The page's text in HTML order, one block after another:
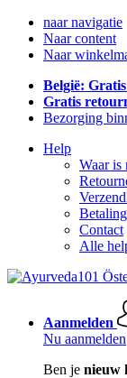
naar navigatie
Naar content
Naar
België:
Gratis
Bezorging
Help
Waar is
Contact
Alle
Aanmelden
Nu aanmelden
Ben je nieuw